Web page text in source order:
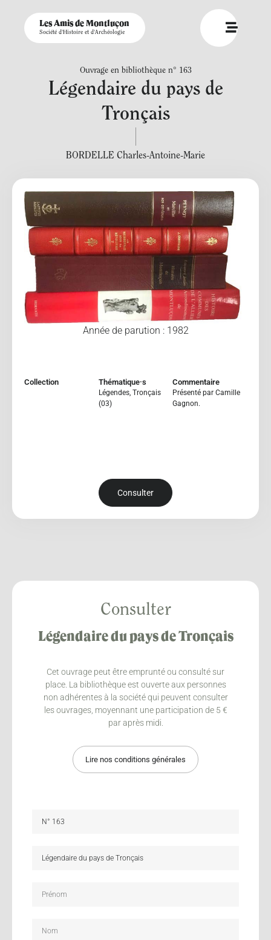
Les Amis de Montluçon
Société d'Histoire et d'Archéologie
Ouvrage en bibliothèque n° 163
Légendaire du pays de
Tronçais
BORDELLE Charles-Antoine-Marie
Année de parution : 1982
Collection Thématique·s
Légendes, Tronçais
(03)
Commentaire
Présenté par Camille
Gagnon.
Consulter
Consulter
Légendaire du pays de Tronçais
Cet ouvrage peut être emprunté ou consulté sur
place. La bibliothèque est ouverte aux personnes
non adhérentes à la société qui peuvent consulter
les ouvrages, moyennant une participation de 5 €
par après midi.
Lire nos conditions générales